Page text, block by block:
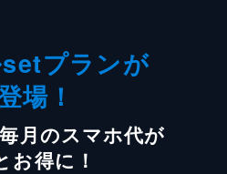
プランが
場！
月のスマホ代が
お得に！